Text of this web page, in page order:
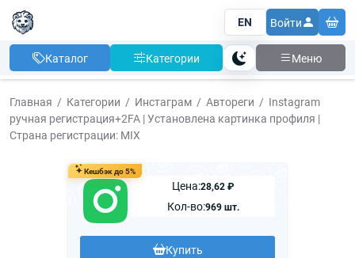
EN Войти
Каталог Категории Тема Меню
Главная Категории Инстаграм Автореги
Instagram
ручная регистрация+2FA | Установлена картинка профиля |
Страна регистрации: MIX
Кешбэк до 5%
Цена:28,62 ₽
Кол-во:969 шт.
Купить